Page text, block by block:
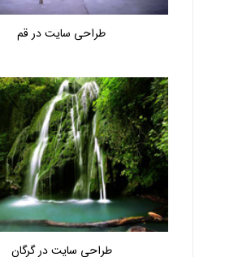
طراحی سایت در قم
طراحی سایت در گرگان